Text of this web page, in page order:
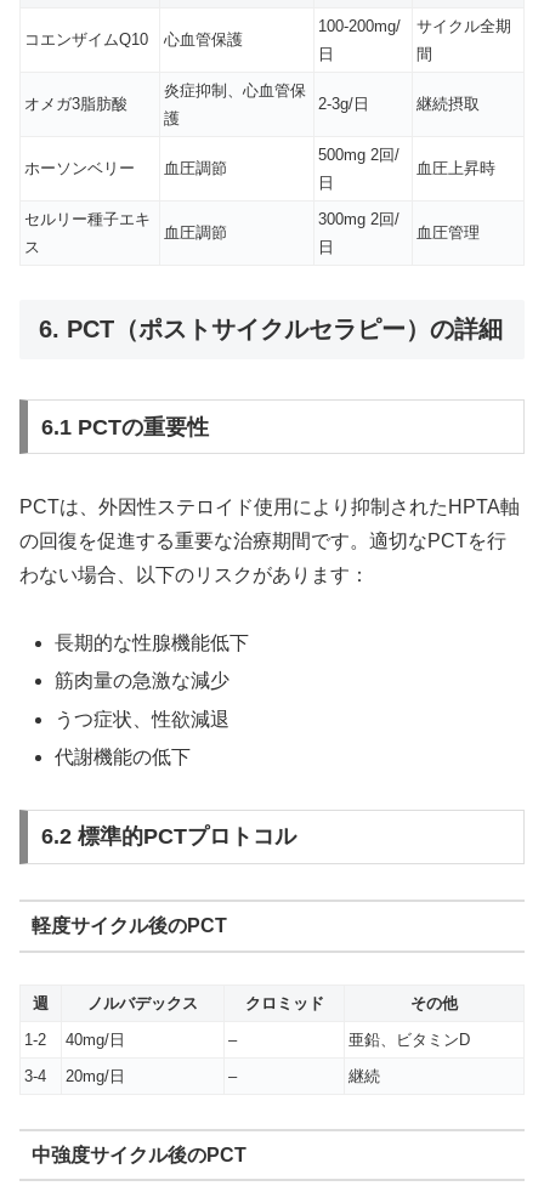
コエンザイムQ10 心血管保護
100-200mg/
日
サイクル全期
間
オメガ3脂肪酸
炎症抑制、心血管保
護
2-3g/日 継続摂取
ホーソンベリー 血圧調節
500mg 2回/
日
血圧上昇時
セルリー種子エキ
ス
血圧調節
300mg 2回/
日
血圧管理
6. PCT（ポストサイクルセラピー）の詳細
6.1 PCTの重要性
PCTは、外因性ステロイド使用により抑制された HPTA軸
の回復を促進する重要な治療期間です。適切なPCTを行
わない場合、以下のリスクがあります：
長期的な性腺機能低下
筋肉量の急激な減少
うつ症状、性欲減退
代謝機能の低下
6.2 標準的PCTプロトコル
軽度サイクル後のPCT
週 ノルバデックス クロミッド
その他
1-2
40mg/日 –
亜鉛、ビタミンD
3-4
20mg/日 – 継続
中強度サイクル後のPCT